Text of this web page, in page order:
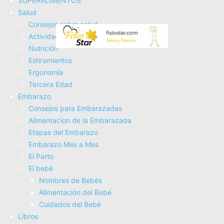
Salud
Consejos sobre salud
Actividad Fí­sica
Nutrición
Estiramientos
Ergonomí­a
Tercera Edad
Embarazo
Consejos para Embarazadas
Alimentacion de la Embarazada
Etapas del Embarazo
Embarazo Mes a Mes
El Parto
El bebé
Nombres de Bebés
Alimentación del Bebé
Cuidados del Bebé
Libros
Fisioterapia
Electroterapia
Tratamientos
Masajes
SUPERALIMENTOS
Salud
Consejos sobre salud
Actividad Fí­sica
Nutrición
Estiramientos
Ergonomí­a
Tercera Edad
Embarazo
Consejos para Embarazadas
Alimentacion de la Embarazada
Etapas del Embarazo
Embarazo Mes a Mes
El Parto